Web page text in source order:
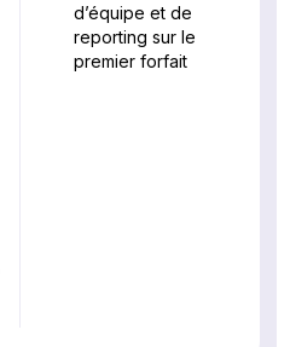
d’équipe et de
reporting sur le
premier forfait